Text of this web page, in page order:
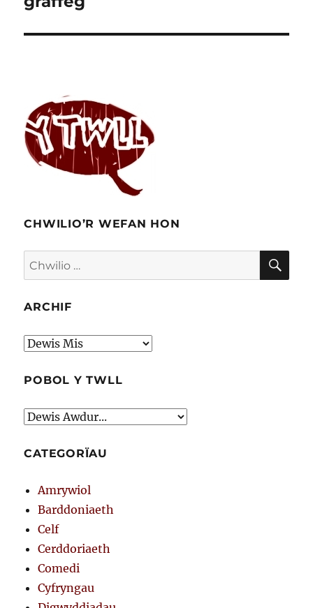
CHWILIO’R WEFAN HON
Chwilio
am:
ARCHIF
Archif
POBOL Y TWLL
CATEGORÏAU
Amrywiol
Barddoniaeth
Celf
Cerddoriaeth
Comedi
Cyfryngau